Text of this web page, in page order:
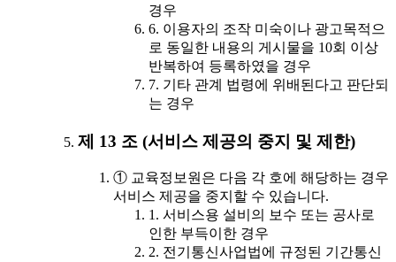
경우
6. 이용자의 조작 미숙이나 광고목적으
로 동일한 내용의 게시물을 10회 이상
반복하여 등록하였을 경우
7. 기타 관계 법령에 위배된다고 판단되
는 경우
제 13 조 (서비스 제공의 중지 및 제한)
① 교육정보원은 다음 각 호에 해당하는 경우
서비스 제공을 중지할 수 있습니다.
1. 서비스용 설비의 보수 또는 공사로
인한 부득이한 경우
2. 전기통신사업법에 규정된 기간통신